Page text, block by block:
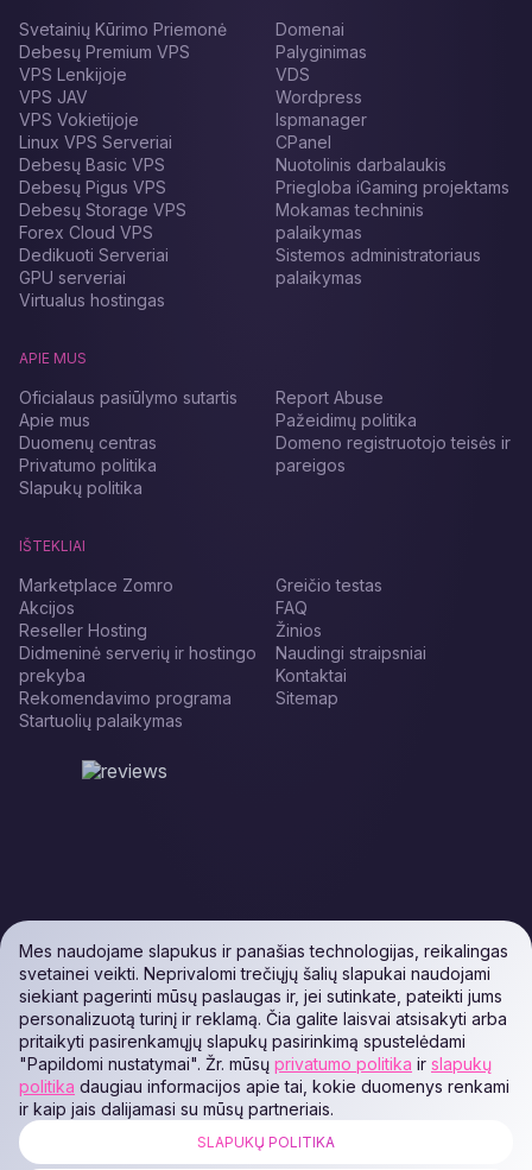
Svetainių Kūrimo Priemonė
Debesų Premium VPS
VPS Lenkijoje
VPS JAV
VPS Vokietijoje
Linux VPS Serveriai
Debesų Basic VPS
Debesų Pigus VPS
Debesų Storage VPS
Forex Cloud VPS
Dedikuoti Serveriai
GPU serveriai
Virtualus hostingas
Domenai
Palyginimas
VDS
Wordpress
Ispmanager
CPanel
Nuotolinis darbalaukis
Priegloba iGaming projektams
Mokamas techninis
palaikymas
Sistemos administratoriaus
palaikymas
APIE MUS
Oficialaus pasiūlymo sutartis
Apie mus
Duomenų centras
Privatumo politika
Slapukų politika
Report Abuse
Pažeidimų politika
Domeno registruotojo teisės ir
pareigos
IŠTEKLIAI
Marketplace Zomro
Akcijos
Reseller Hosting
Didmeninė serverių ir hostingo
prekyba
Rekomendavimo programa
Startuolių palaikymas
Greičio testas
FAQ
Žinios
Naudingi straipsniai
Kontaktai
Sitemap
ALL RIGHTS RESERVED. Podaon SIA (Id: 40103450338) & WEEM TECH
Mes naudojame slapukus ir panašias technologijas, reikalingas
svetainei veikti. Neprivalomi trečiųjų šalių slapukai naudojami
siekiant pagerinti mūsų paslaugas ir, jei sutinkate, pateikti jums
personalizuotą turinį ir reklamą. Čia galite laisvai atsisakyti arba
pritaikyti pasirenkamųjų slapukų pasirinkimą spustelėdami
"Papildomi nustatymai". Žr. mūsų privatumo politika ir slapukų
politika daugiau informacijos apie tai, kokie duomenys renkami
ir kaip jais dalijamasi su mūsų partneriais.
SLAPUKŲ POLITIKA